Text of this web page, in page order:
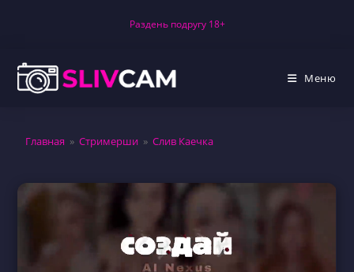
Раздень подругу 18+
Меню
Главная » Стримерши » Слив Каечка